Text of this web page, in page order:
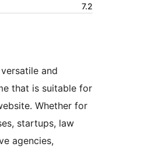
7.2
and
that is suitable for
Whether for
startups, law
agencies,